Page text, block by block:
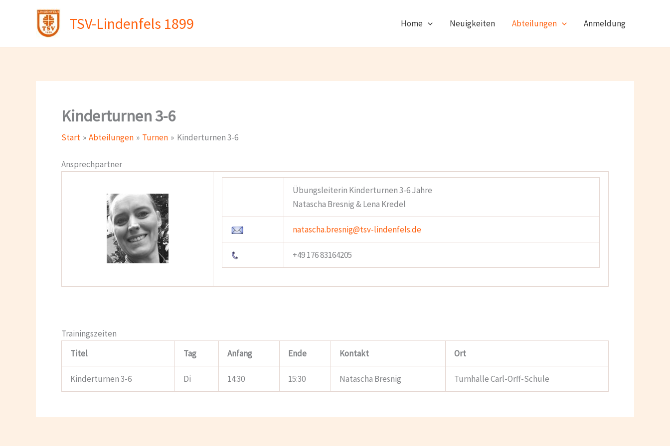
TSV-Lindenfels 1899 Home Neuigkeiten Abteilungen Anmeldung
Kinderturnen 3-6
Start Abteilungen Turnen Kinderturnen 3-6
Ansprechpartner
Übungsleiterin Kinderturnen 3-6 Jahre
Natascha Bresnig & Lena Kredel
natascha.bresnig@tsv-lindenfels.de
+49 176 83164205
Trainingszeiten
Titel
Tag Anfang Ende Kontakt Ort
Kinderturnen 3-6 Di 14:30 15:30 Natascha Bresnig Turnhalle Carl-Orff-Schule